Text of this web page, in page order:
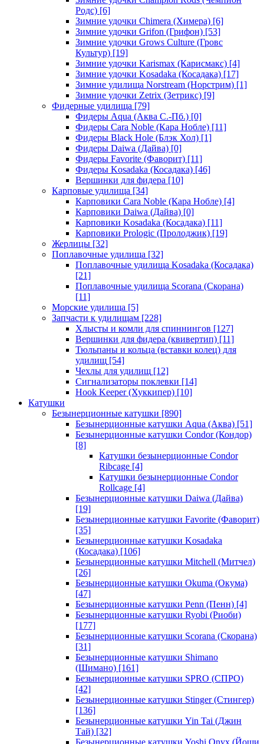
Родс) [6]
Зимние удочки Chimera (Химера) [6]
Зимние удочки Grifon (Грифон) [53]
Зимние удочки Grows Culture (Гровс
Культур) [19]
Зимние удочки Karismax (Карисмакс) [4]
Зимние удочки Kosadaka (Косадака) [17]
Зимние удилища Norstream (Норстрим) [1]
Зимние удочки Zetrix (Зетрикс) [9]
Фидерные удилища [79]
Фидеры Aqua (Аква С.-Пб.) [0]
Фидеры Cara Noble (Кара Нобле) [11]
Фидеры Black Hole (Блэк Хол) [1]
Фидеры Daiwa (Дайва) [0]
Фидеры Favorite (Фаворит) [11]
Фидеры Kosadaka (Косадака) [46]
Вершинки для фидера [10]
Карповые удилища [34]
Карповики Cara Noble (Кара Нобле) [4]
Карповики Daiwa (Дайва) [0]
Карповики Kosadaka (Косадака) [11]
Карповики Prologic (Пролоджик) [19]
Жерлицы [32]
Поплавочные удилища [32]
Поплавочные удилища Kosadaka (Косадака)
[21]
Поплавочные удилища Scorana (Скорана)
[11]
Морские удилища [5]
Запчасти к удилищам [228]
Хлысты и комли для спиннингов [127]
Вершинки для фидера (квивертип) [11]
Тюльпаны и кольца (вставки колец) для
удилищ [54]
Чехлы для удилищ [12]
Сигнализаторы поклевки [14]
Hook Keeper (Хуккипер) [10]
Катушки
Безынерционные катушки [890]
Безынерционные катушки Aqua (Аква) [51]
Безынерционные катушки Condor (Кондор)
[8]
Катушки безынерционные Condor
Ribcage [4]
Катушки безынерционные Condor
Rollcage [4]
Безынерционные катушки Daiwa (Дайва)
[19]
Безынерционные катушки Favorite (Фаворит)
[35]
Безынерционные катушки Kosadaka
(Косадака) [106]
Безынерционные катушки Mitchell (Митчел)
[26]
Безынерционные катушки Okuma (Окума)
[47]
Безынерционные катушки Penn (Пенн) [4]
Безынерционные катушки Ryobi (Риоби)
[177]
Безынерционные катушки Scorana (Скорана)
[31]
Безынерционные катушки Shimano
(Шимано) [161]
Безынерционные катушки SPRO (СПРО)
[42]
Безынерционные катушки Stinger (Стингер)
[136]
Безынерционные катушки Yin Tai (Джин
Тай) [32]